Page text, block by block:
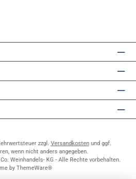
zzgl. Versandkostenund ggf.
wenn nicht anders angegeben.
Weinhandels- KG - Alle Rechte vorbehalten.
by ThemeWare®